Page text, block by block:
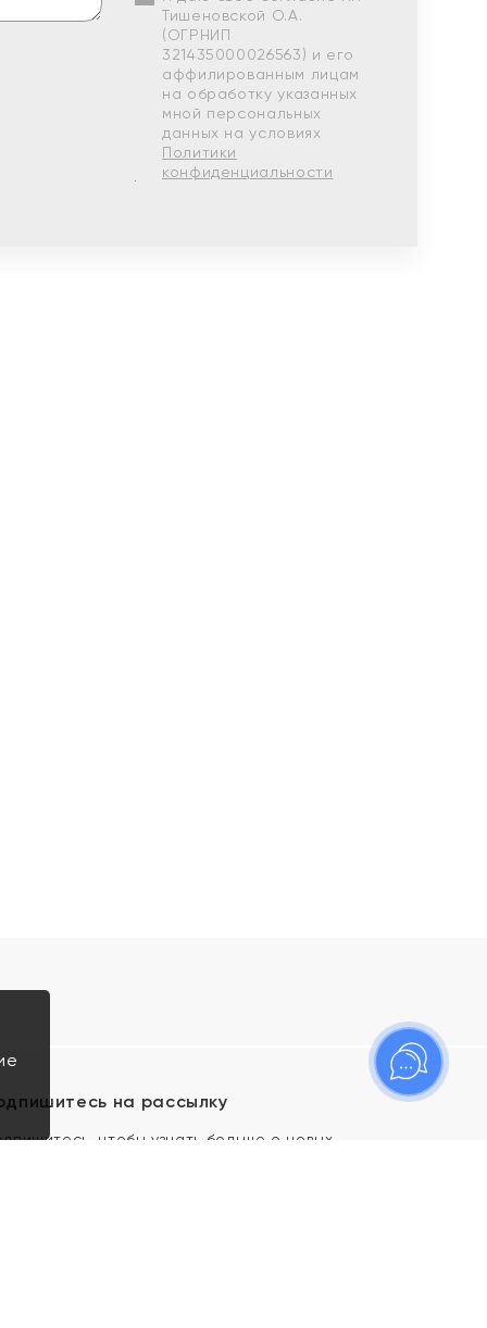
Тишеновской О.А.
(ОГРНИП
321435000026563) и его
аффилированным лицам
на обработку указанных
мной персональных
данных на условиях
Политики
конфиденциальности
на рассылку
чтобы узнать больше о новых